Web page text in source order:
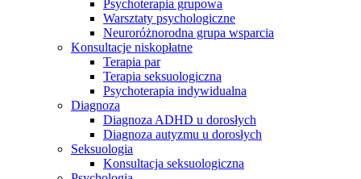
Psychoterapia grupowa
Warsztaty psychologiczne
Neuroróżnorodna grupa wsparcia
Konsultacje niskopłatne
Terapia par
Terapia seksuologiczna
Psychoterapia indywidualna
Diagnoza
Diagnoza ADHD u dorosłych
Diagnoza autyzmu u dorosłych
Seksuologia
Konsultacja seksuologiczna